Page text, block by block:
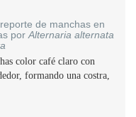
de manchas en
por Alternaria alternata
color café claro con
formando una costra,